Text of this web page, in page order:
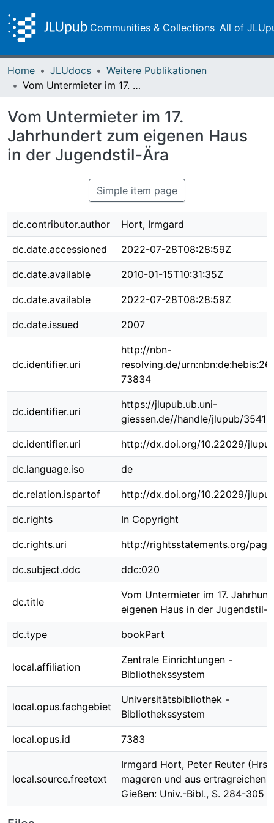
Communities & Collections All of
Home JLUdocs
Weitere Publikationen
Vom Untermieter im 17. Jahrhundert zum eigenen Haus in der Jugendstil-Ära
Vom Untermieter im 17.
Jahrhundert zum eigenen Haus
in der Jugendstil-Ära
Simple item page
dc.contributor.author Hort, Irmgard
dc.date.accessioned 2022-07-28T08:28:59Z
dc.date.available 2010-01-15T10:31:35Z
dc.date.available 2022-07-28T08:28:59Z
dc.date.issued 2007
dc.identifier.uri
http://nbn-
resolving.de/
73834
dc.identifier.uri
https://jlupub.ub.uni-
giessen.de//handle/jlupub/3541
dc.identifier.uri http://dx.doi.org/10.22029/
dc.language.iso de
dc.relation.ispartof http://dx.doi.org/10.22029/
dc.rights In Copyright
dc.rights.uri http://rightsstatements.org/
dc.subject.ddc ddc:020
dc.title
Vom Untermieter im 17.
eigenen Haus in der Jugendstil-
dc.type bookPart
local.affiliation
Zentrale Einrichtungen -
Bibliothekssystem
local.opus.fachgebiet
Universitätsbibliothek -
Bibliothekssystem
local.opus.id 7383
local.source.freetext
Irmgard Hort, Peter Reuter
mageren und aus ertragreichen
Gießen: Univ.-Bibl., S. 284-305